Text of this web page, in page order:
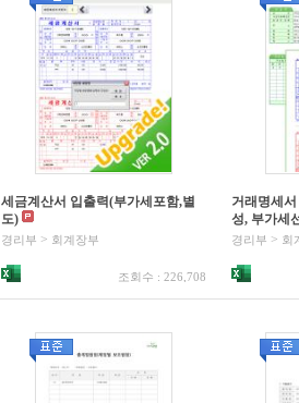
세금계산서 입출력(부가세포함,별
도)
경리부 > 회계장부
조회수 : 226,708
거래명세
성, 부가세
경리부 > 회